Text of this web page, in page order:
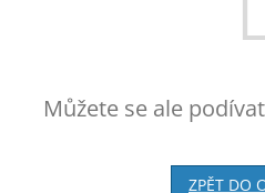
Můžete se ale
ZPĚT DO